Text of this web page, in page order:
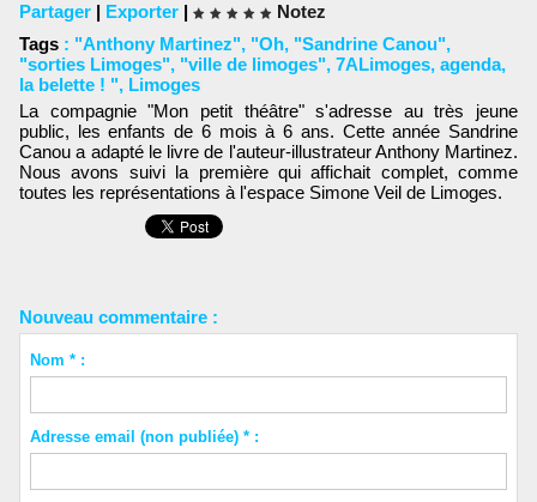
Partager | Exporter |
Notez
Tags : "Anthony Martinez", "Oh, "Sandrine Canou",
"sorties Limoges", "ville de limoges", 7ALimoges, agenda,
la belette ! ", Limoges
La compagnie "Mon petit théâtre" s'adresse au très jeune
public, les enfants de 6 mois à 6 ans. Cette année Sandrine
Canou a adapté le livre de l'auteur-illustrateur Anthony Martinez.
Nous avons suivi la première qui affichait complet, comme
toutes les représentations à l'espace Simone Veil de Limoges.
Nouveau commentaire :
Nom * :
Adresse email (non publiée) * :